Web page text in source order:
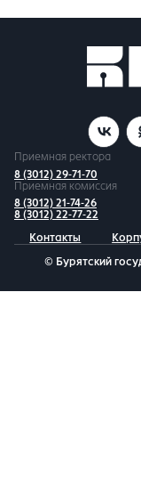
Приемная ректора
8 (3012) 29-71-70
Приемная комиссия
8 (3012) 21-74-26
8 (3012) 22-77-22
Контакты
© Бурятский